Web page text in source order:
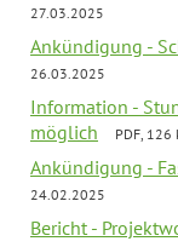
27.03.2025
Ankündigung -
26.03.2025
Information -
möglich
PDF, 126
Ankündigung -
24.02.2025
Bericht -